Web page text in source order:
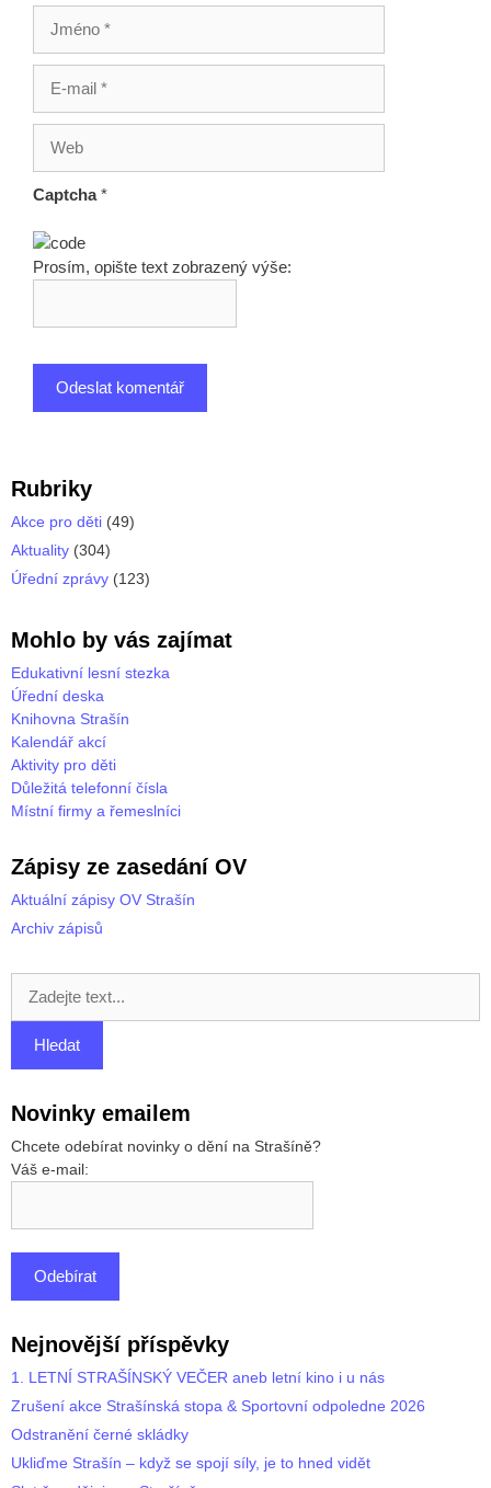
mail
Captcha*
Prosím, opište text zobrazený výše:
Rubriky
Akce pro děti (49)
Aktuality (304)
Úřední zprávy (123)
Mohlo by vás zajímat
Edukativní lesní stezka
Úřední deska
Knihovna Strašín
Kalendář akcí
Aktivity pro děti
Důležitá telefonní čísla
Místní firmy a řemeslníci
Zápisy ze zasedání OV
Aktuální zápisy OV Strašín
Archiv zápisů
Novinky emailem
Chcete odebírat novinky o dění na Strašíně?
Váš e-mail:
Nejnovější příspěvky
1. LETNÍ STRAŠÍNSKÝ VEČER aneb letní kino i u nás
Zrušení akce Strašínská stopa & Sportovní odpoledne 2026
Odstranění černé skládky
Ukliďme Strašín – když se spojí síly, je to hned vidět